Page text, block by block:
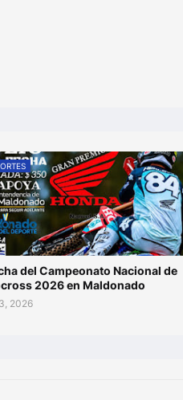
del Campeonato Nacional de
2026 en Maldonado
2026